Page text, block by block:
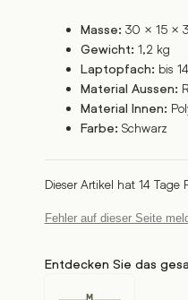
Masse: 30 × 15 ×
Gewicht: 1,2 kg
Laptopfach: bis
Material Aussen:
Material Innen:
Farbe: Schwarz
Dieser Artikel hat 14 Tage
Fehler auf dieser Seite
Entdecken Sie das
Margelisch